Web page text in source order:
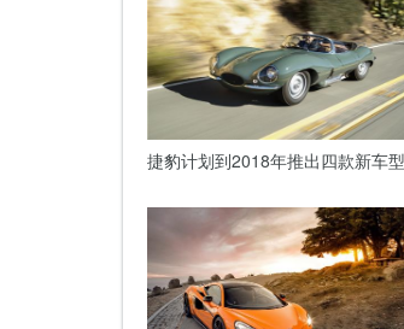
捷豹计划到2018年推出四款新车型